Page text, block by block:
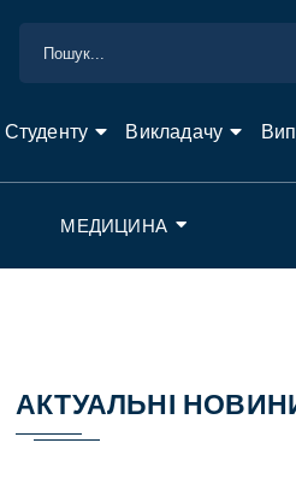
Студенту Викладачу
МЕДИЦИНА
АКТУАЛЬНІ